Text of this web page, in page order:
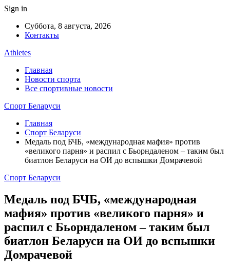
Sign in
Суббота, 8 августа, 2026
Контакты
Athletes
Главная
Новости спорта
Все спортивные новости
Спорт Беларуси
Главная
Спорт Беларуси
Медаль под БЧБ, «международная мафия» против
«великого парня» и распил с Бьорндаленом – таким был
биатлон Беларуси на ОИ до вспышки Домрачевой
Спорт Беларуси
Медаль под БЧБ, «международная
мафия» против «великого парня» и
распил с Бьорндаленом – таким был
биатлон Беларуси на ОИ до вспышки
Домрачевой